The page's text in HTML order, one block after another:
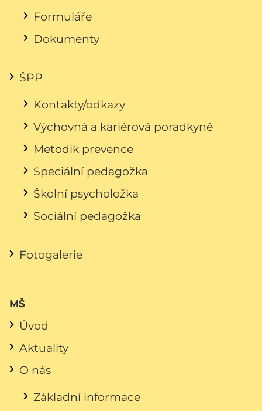
Formuláře
Dokumenty
ŠPP
Kontakty/odkazy
Výchovná a kariérová poradkyně
Metodik prevence
Speciální pedagožka
Školní psycholožka
Sociální pedagožka
Fotogalerie
MŠ
Úvod
Aktuality
O nás
Základní informace